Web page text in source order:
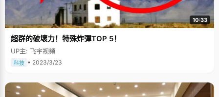
10:33
超群的破壞力！特殊炸彈TOP 5！
UP主: 飞宇视频
科技 • 2023/3/23